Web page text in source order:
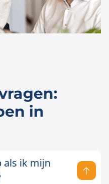
in
als ik mijn